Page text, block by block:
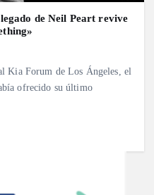
de Neil Peart revive
Kia Forum de Los Ángeles, el
ofrecido su último